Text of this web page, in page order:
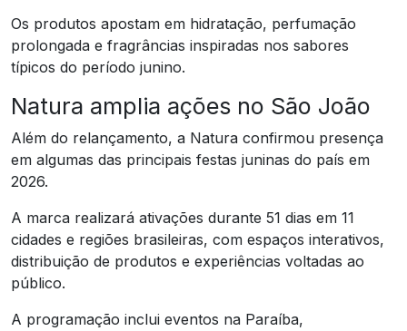
Os produtos apostam em hidratação, perfumação
prolongada e fragrâncias inspiradas nos sabores
típicos do período junino.
Natura amplia ações no São João
Além do relançamento, a Natura confirmou presença
em algumas das principais festas juninas do país em
2026.
A marca realizará ativações durante 51 dias em 11
cidades e regiões brasileiras, com espaços interativos,
distribuição de produtos e experiências voltadas ao
público.
A programação inclui eventos na Paraíba,